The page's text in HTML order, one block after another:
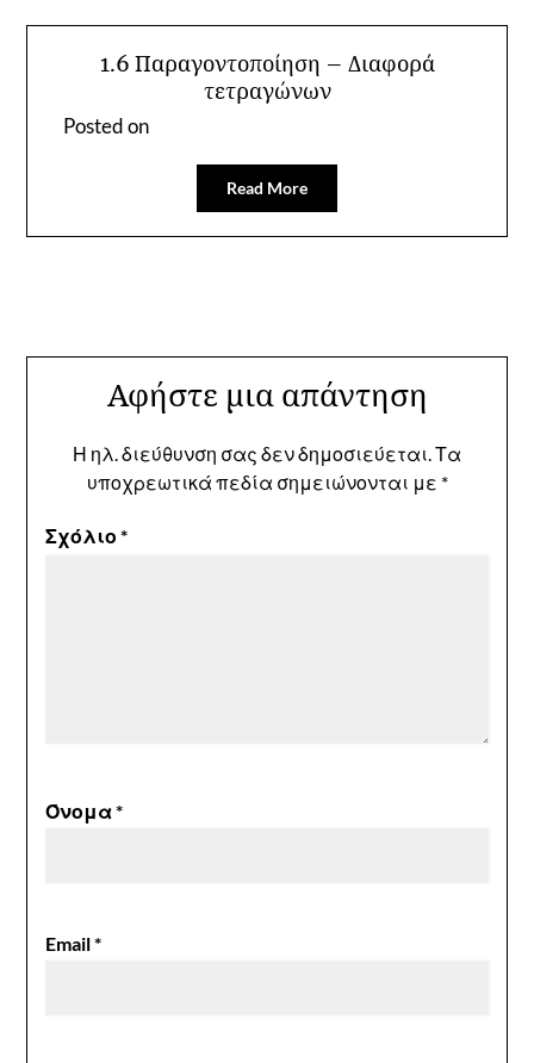
1.6 Παραγοντοποίηση – Διαφορά
τετραγώνων
Posted on
Read More
Αφήστε μια απάντηση
Η ηλ. διεύθυνση σας δεν δημοσιεύεται.Τα
υποχρεωτικά πεδία σημειώνονται με *
Σχόλιο*
Όνομα*
Email*